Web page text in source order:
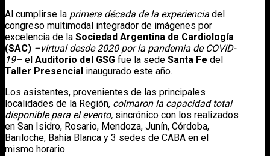
Al cumplirse la primera década de la experiencia del
congreso multimodal integrador de imágenes por
excelencia de la Sociedad Argentina de Cardiología
(SAC) –virtual desde 2020 por la pandemia de COVID-
19– el Auditorio del GSG fue la sede Santa Fe del
Taller Presencial inaugurado este año.
Los asistentes, provenientes de las principales
localidades de la Región, colmaron la capacidad total
disponible para el evento, sincrónico con los realizados
en San Isidro, Rosario, Mendoza, Junín, Córdoba,
Bariloche, Bahía Blanca y 3 sedes de CABA en el
mismo horario.